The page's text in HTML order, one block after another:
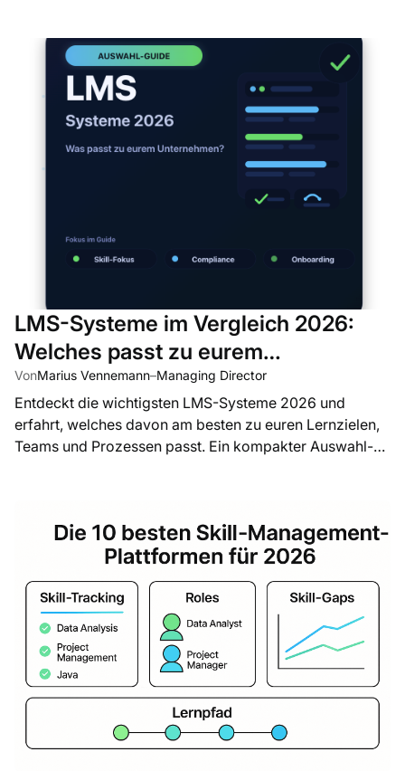
LMS-Systeme im Vergleich 2026:
Welches passt zu eurem
Unternehmen?
VonMarius Vennemann–Managing Director
Entdeckt die wichtigsten LMS-Systeme 2026 und
erfahrt, welches davon am besten zu euren Lernzielen,
Teams und Prozessen passt. Ein kompakter Auswahl-